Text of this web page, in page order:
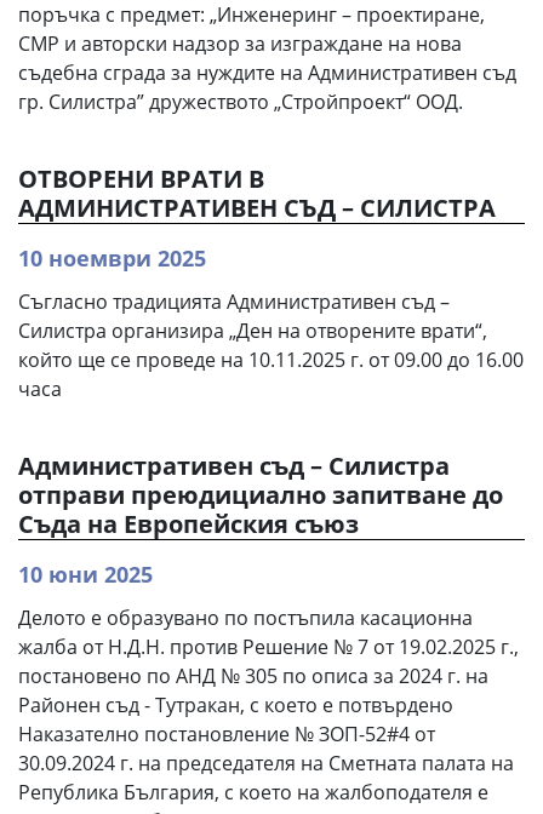
поръчка с предмет: „Инженеринг – проектиране,
СМР и авторски надзор за изграждане на нова
съдебна сграда за нуждите на Административен съд
гр. Силистра” дружеството „Стройпроект“ ООД.
ОТВОРЕНИ ВРАТИ В
АДМИНИСТРАТИВЕН СЪД – СИЛИСТРА
10 ноември 2025
Съгласно традицията Административен съд –
Силистра организира „Ден на отворените врати“,
който ще се проведе на 10.11.2025 г. от 09.00 до 16.00
часа
Административен съд – Силистра
отправи преюдициално запитване до
Съда на Европейския съюз
10 юни 2025
Делото е образувано по постъпила касационна
жалба от Н.Д.Н. против Решение № 7 от 19.02.2025 г.,
постановено по АНД № 305 по описа за 2024 г. на
Районен съд - Тутракан, с което е потвърдено
Наказателно постановление № ЗОП-52#4 от
30.09.2024 г. на председателя на Сметната палата на
Република България, с което на жалбоподателя е